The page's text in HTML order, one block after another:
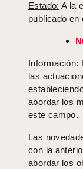
Estado: A la
publicado en
Información:
las
abordar los
este campo.
Las
con la
abordar los